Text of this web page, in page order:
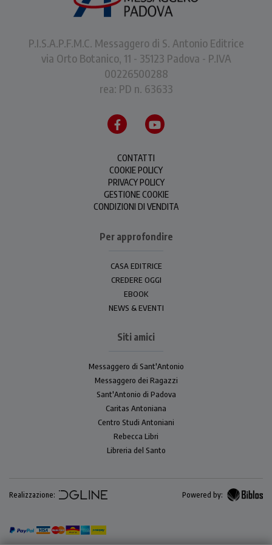
P.I.S.A.P.F.M.C. Messaggero di S. Antonio Editrice
via Orto Botanico, 11 - 35123 Padova - P.IVA
00226500288
rea: PD n. 63633
CONTATTI
COOKIE POLICY
PRIVACY POLICY
GESTIONE COOKIE
CONDIZIONI DI VENDITA
Per approfondire
CASA EDITRICE
CREDERE OGGI
EBOOK
NEWS & EVENTI
Siti amici
Messaggero di Sant'Antonio
Messaggero dei Ragazzi
Sant'Antonio di Padova
Caritas Antoniana
Centro Studi Antoniani
Rebecca Libri
Libreria del Santo
Realizzazione: Powered by: